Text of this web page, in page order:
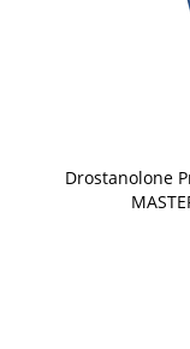
Drostanolone